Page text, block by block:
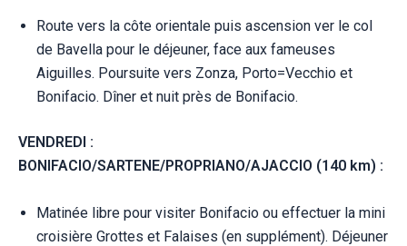
Route vers la côte orientale puis ascension ver le col
de Bavella pour le déjeuner, face aux fameuses
Aiguilles. Poursuite vers Zonza, Porto=Vecchio et
Bonifacio. Dîner et nuit près de Bonifacio.
VENDREDI :
BONIFACIO/SARTENE/PROPRIANO/AJACCIO (140 km) :
Matinée libre pour visiter Bonifacio ou effectuer la mini
croisière Grottes et Falaises (en supplément). Déjeuner